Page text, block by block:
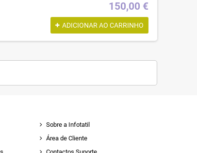
150,00 €
ADICIONAR AO CARRINHO
Sobre a Infotatil
Área de Cliente